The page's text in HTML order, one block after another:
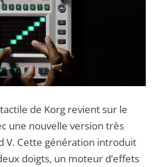
de Korg revient sur le
une nouvelle version très
V. Cette génération introduit
doigts, un moteur d’effets